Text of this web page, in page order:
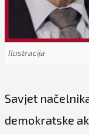
Ilustracija
Savjet
demokratske